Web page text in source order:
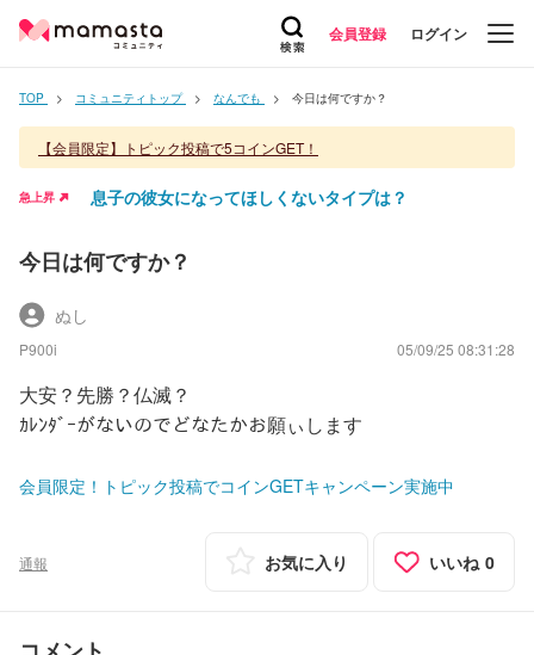
会員登録 ログイン
TOP コミュニティトップ なんでも 今日は何ですか？
【会員限定】トピック投稿で5コインGET！
急上昇 息子の彼女になってほしくないタイプは？
今日は何ですか？
ぬし
P900i 05/09/25 08:31:28
大安？先勝？仏滅？
ｶﾚﾝﾀﾞｰがないのでどなたかお願ぃします
会員限定！トピック投稿でコインGETキャンペーン実施中
通報 お気に入り いいね 0